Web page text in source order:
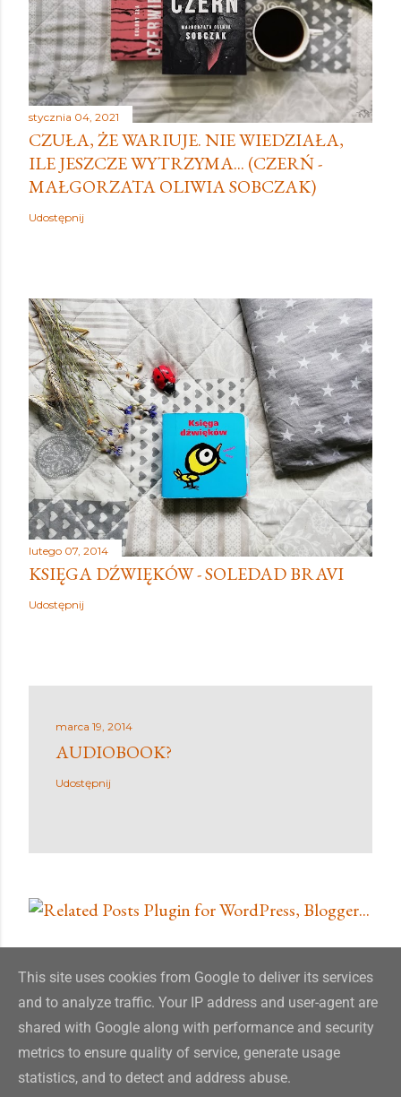
stycznia 04, 2021
CZUŁA, ŻE WARIUJE. NIE WIEDZIAŁA,
ILE JESZCZE WYTRZYMA... (CZERŃ -
MAŁGORZATA OLIWIA SOBCZAK)
Udostępnij
lutego 07, 2014
KSIĘGA DŹWIĘKÓW - SOLEDAD BRAVI
Udostępnij
marca 19, 2014
AUDIOBOOK?
Udostępnij
INSTA
Obsługiwane przez usługę Blogger
This site uses cookies from Google to deliver its services
and to analyze traffic. Your IP address and user-agent are
shared with Google along with performance and security
metrics to ensure quality of service, generate usage
statistics, and to detect and address abuse.